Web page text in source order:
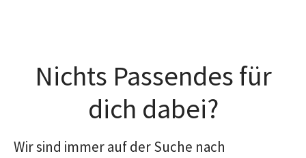
Nichts Passendes für
dich dabei?
Wir sind immer auf der Suche nach